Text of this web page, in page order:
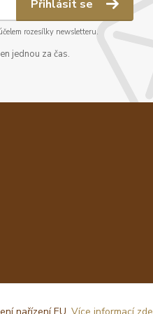
Přihlásit se
rozesílky newsletteru.
jednou za čas.